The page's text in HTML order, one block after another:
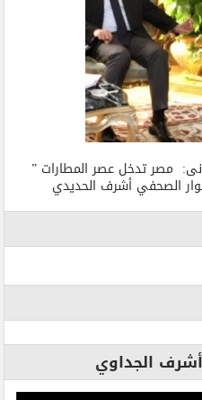
مصر تدخل عصر المطارات ”
الصحفي أشرف الحديدي
الجداوي